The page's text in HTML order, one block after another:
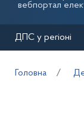
вебпортал
ДПС у регіоні
Головна